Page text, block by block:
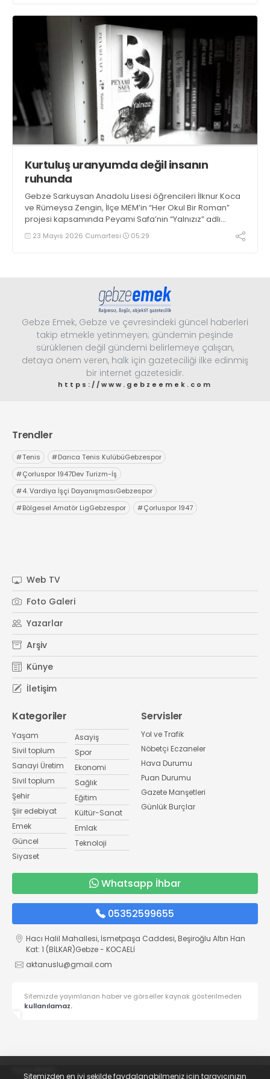
Kurtuluş uranyumda değil insanın
ruhunda
Gebze Sarkuysan Anadolu Lisesi öğrencileri İlknur Koca
ve Rümeysa Zengin, İlçe MEM’in “Her Okul Bir Roman”
projesi kapsamında Peyami Safa’nin “Yalnızız” adlı
eserini analiz etti: Kurtuluş "uranyumda" değil, insanın
kendi ruhundaki kudrettedir.
23 Mayıs 2026 Cumartesi 05:29
Gebze Emek, Gebze ve çevresindeki güncel haberleri
takip etmekle yetinmeyen; gündemin peşinde
sürüklenen değil gündemi belirlemeye çalışan,
detaya önem veren, halk için gazeteciliği ilke edinmiş
bir internet gazetesidir.
https://www.gebzeemek.com
Trendler
#Tenis #Darıca Tenis KulübüGebzespor
#Çorluspor 1947Dev Turizm-İş
#4. Vardiya İşçi DayanışmasıGebzespor
#Bölgesel Amatör LigGebzespor #Çorluspor 1947
Web TV
Foto Galeri
Yazarlar
Arşiv
Künye
İletişim
Kategoriler
Yaşam
Sivil toplum
Sanayi Üretim
Sivil toplum
Şehir
Şiir edebiyat
Emek
Güncel
Siyaset
Asayiş
Spor
Ekonomi
Sağlık
Eğitim
Kültür-Sanat
Emlak
Teknoloji
Servisler
Yol ve Trafik
Nöbetçi Eczaneler
Hava Durumu
Puan Durumu
Gazete Manşetleri
Günlük Burçlar
Whatsapp İhbar
05352599655
Hacı Halil Mahallesi, İsmetpaşa Caddesi, Beşiroğlu Altın Han
Kat: 1 (BİLKAR)Gebze - KOCAELİ
aktanuslu@gmail.com
Sitemizde yayımlanan haber ve görseller kaynak gösterilmeden
kullanılamaz.
Sitemizden en iyi şekilde faydalanabilmeniz için tarayıcınızın